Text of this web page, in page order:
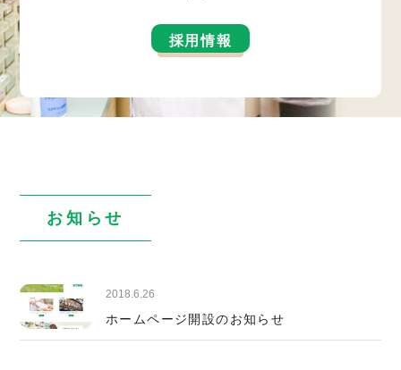
採用情報
お知らせ
2018.6.26
ホームページ開設のお知らせ